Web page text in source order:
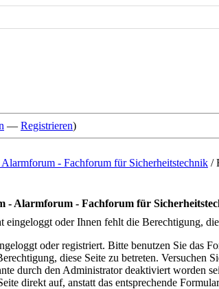
— Registrieren)
- Fachforum für Sicherheitstechnik /
- Alarmforum - Fachforum für
eingeloggt oder Ihnen fehlt die Berechtigung,
oder registriert. Bitte benutzen Sie das
diese Seite zu betreten. Versuchen
durch den Administrator deaktiviert worden
direkt auf, anstatt das entsprechende